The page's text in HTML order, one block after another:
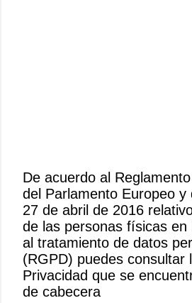
P
u
b
l
i
c
a
De acuerdo al
del Parlamento Europeo y
27 de abril de 2016
de las personas físicas en
al tratamiento de datos
(RGPD) puedes consultar
Privacidad que se
de cabecera